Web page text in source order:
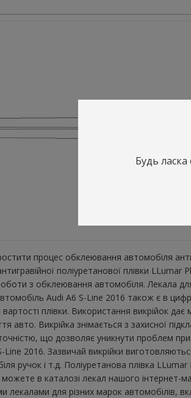
процес обклеювання автомобіля
поліуретанової плівки
з обклеювання автомобіля. Лекала
Audi A6 S-Line 2016 також є в
плівки. Використання викрійок
авто. Викрійка знімається з захисної
що дозволяє уникнути проблем
Line 2016. Зазвичай викрійки
ручок і т.д. Поліуретанова плівка
можете в каталозі лекал нашого інтернет-
лекалами для різних марок автомобілів,
Будь